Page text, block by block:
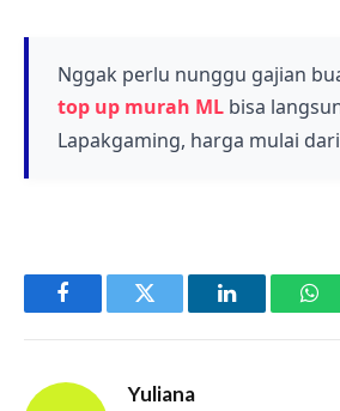
imersif di Land of Dawn.
Nggak perlu nunggu gajian
top up murah ML bisa
Lapakgaming, harga mulai
FacebookTwitter LinkedIn
Yuliana